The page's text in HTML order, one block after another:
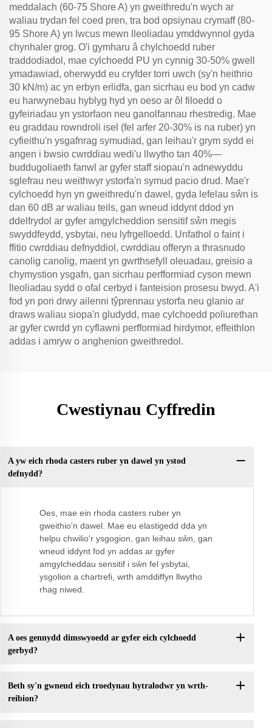
meddalach (60-75 Shore A) yn gweithredu'n wych ar
waliau trydan fel coed pren, tra bod opsiynau crymaff (80-
95 Shore A) yn lwcus mewn lleoliadau ymddwynnol gyda
chynhaler grog. O'i gymharu â chylchoedd ruber
traddodiadol, mae cylchoedd PU yn cynnig 30-50% gwell
ymadawiad, oherwydd eu cryfder torri uwch (sy'n heithrio
30 kN/m) ac yn erbyn erlidfa, gan sicrhau eu bod yn cadw
eu harwynebau hyblyg hyd yn oeso ar ôl filoedd o
gyfeiriadau yn ystorfaon neu ganolfannau rhestredig. Mae
eu graddau rowndroli isel (fel arfer 20-30% is na ruber) yn
cyfieithu'n ysgafnrag symudiad, gan leihau'r grym sydd ei
angen i bwsio cwrddiau wedi'u llwytho tan 40%—
buddugoliaeth fanwl ar gyfer staff siopau'n adnewyddu
sglefrau neu weithwyr ystorfa'n symud pacio drud. Mae'r
cylchoedd hyn yn gweithredu'n dawel, gyda lefelau sŵn is
dan 60 dB ar waliau teils, gan wneud iddynt ddod yn
ddelfrydol ar gyfer amgylcheddion sensitif sŵn megis
swyddfeydd, ysbytai, neu lyfrgelloedd. Unfathol o faint i
ffitio cwrddiau defnyddiol, cwrddiau offeryn a thrasnudo
canolig canolig, maent yn gwrthsefyll oleuadau, greisio a
chymystion ysgafn, gan sicrhau perfformiad cyson mewn
lleoliadau sydd o ofal cerbyd i fanteision prosesu bwyd. A'i
fod yn pori drwy ailenni tŷprennau ystorfa neu glanio ar
draws waliau siopa'n gludydd, mae cylchoedd poliurethan
ar gyfer cwrdd yn cyflawni perfformiad hirdymor, effeithlon
addas i amryw o anghenion gweithredol.
Cwestiynau Cyffredin
A yw eich rhoda casters ruber yn dawel yn ystod
defnydd?
Oes, mae ein rhoda casters ruber yn
gweithio'n dawel. Mae eu elastigedd dda yn
helpu chwilio'r ysgogion, gan leihau sŵn, gan
wneud iddynt fod yn addas ar gyfer
amgylcheddau sensitif i sŵn fel ysbytai,
ysgolion a chartrefi, wrth amddiffyn llwytho
rhag niwed.
A oes gennydd dimswyoedd ar gyfer eich cylchoedd
gerbyd?
Beth sy'n gwneud eich troedynau hytralodwr yn wrth-
reibion?